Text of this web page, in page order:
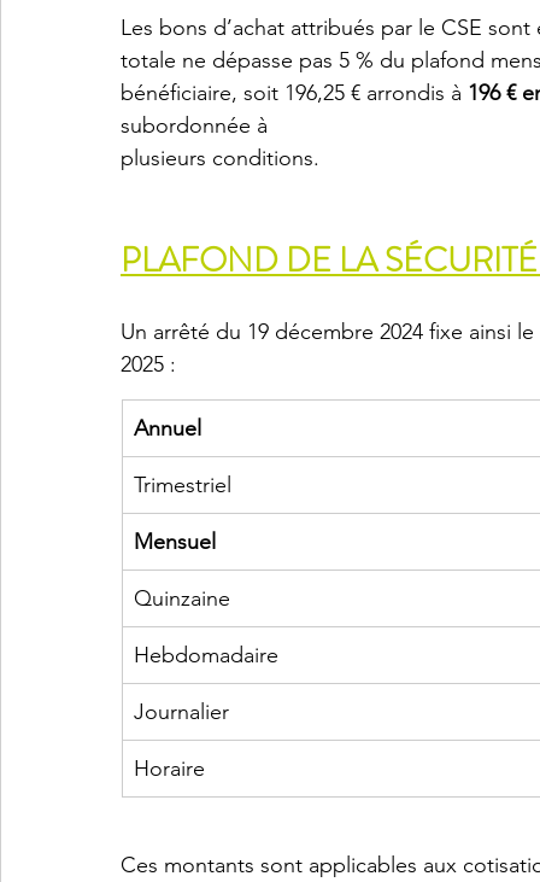
Les bons d’achat attribués par le CSE
totale ne dépasse pas 5 % du plafond
bénéficiaire, soit 196,25 € arrondis à 196 €
subordonnée à
plusieurs conditions.
PLAFOND DE LA
Un arrêté du 19 décembre 2024 fixe ainsi
2025 :
Annuel
Trimestriel
Mensuel
Quinzaine
Hebdomadaire
Journalier
Horaire
Ces montants sont applicables aux